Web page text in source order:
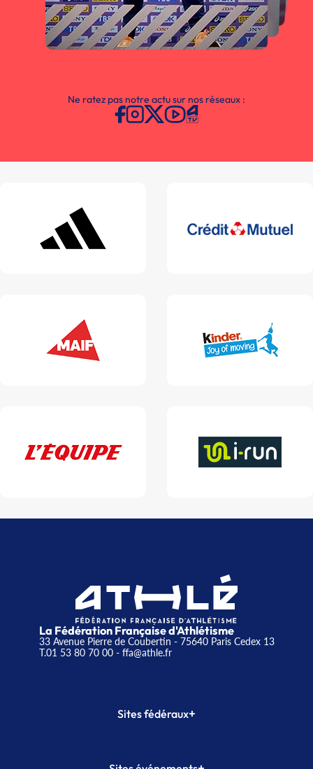
Ne ratez pas notre actu sur nos réseaux :
La Fédération Française d'Athlétisme
33 Avenue Pierre de Coubertin - 75640 Paris Cedex 13
T.01 53 80 70 00- ffa@athle.fr
Sites fédéraux+